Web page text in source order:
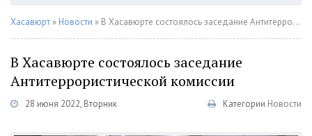
Хасавюрт » Новости » В Хасавюрте состоялось заседание Антитеррористической комиссии
В Хасавюрте состоялось заседание
Антитеррористической комиссии
28 июня 2022, Вторник Категории Новости